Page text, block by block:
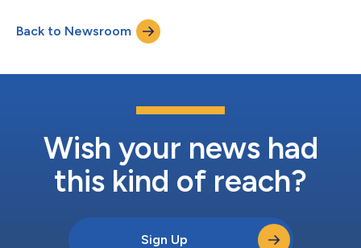
aanvoering van de Amerikaanse markt, hebben hun kapitaal
aanzienlijk zien groeien. We zijn dan ook trots op de hoge
instroom van nieuw spaar- en pensi...
Back to Newsroom
Wish your news had
this kind of reach?
Sign Up